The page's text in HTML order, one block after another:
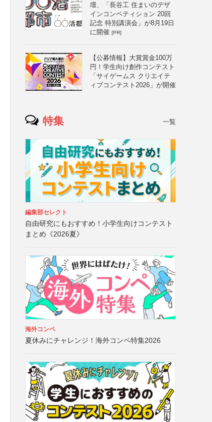
壇、「長谷工 住まいのデザ
インコンペティション 20回
記念 特別講演会」が8月19日
に開催 [PR]
【公募情報】大賞賞金100万
円！学生向け創作コンテスト
「サイゲームス クリエイテ
ィブコンテスト2026」が開催
特集 一覧
編集部セレクト
自由研究にもおすすめ！小学生向けコンテスト
まとめ《2026夏》
海外コンペ
夏休みにチャレンジ！海外コンペ特集2026